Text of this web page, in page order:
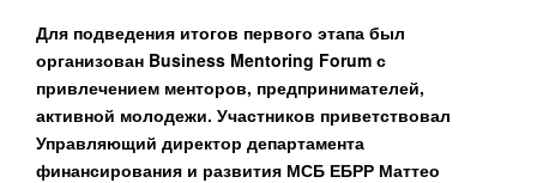
Для подведения итогов первого этапа был
организован Business Mentoring Forum с
привлечением менторов, предпринимателей,
активной молодежи. Участников приветствовал
Управляющий директор департамента
финансирования и развития МСБ ЕБРР Маттео